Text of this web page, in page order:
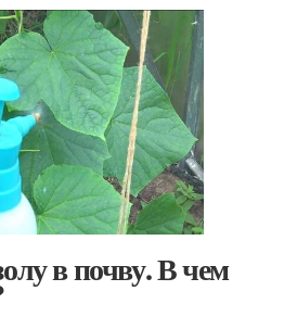
в почву. В чем